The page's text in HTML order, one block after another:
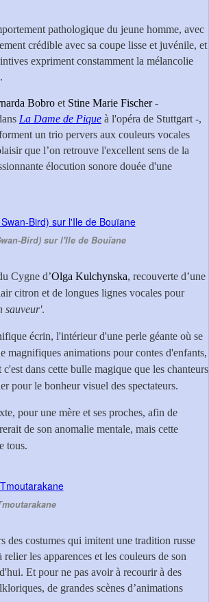
pathologique du jeune homme, avec
crédible avec sa coupe lisse et juvénile, et
expriment constamment la mélancolie
Bobro et Stine Marie Fischer-
La Dame de Pique à l'opéra de Stuttgart -,
un trio pervers aux couleurs vocales
que l’on retrouve l'excellent sens de la
élocution sonore douée d'une
Bird) sur l'Ile de Bouïane
Cygne d’Olga Kulchynska, recouverte d’une
citron et de longues lignes vocales pour
sauveur'.
écrin, l'intérieur d'une perle géante où se
magnifiques animations pour contes d'enfants,
dans cette bulle magique que les chanteurs
pour le bonheur visuel des spectateurs.
pour une mère et ses proches, afin de
de son anomalie mentale, mais cette
tous.
des costumes qui imitent une tradition russe
les apparences et les couleurs de son
Et pour ne pas avoir à recourir à des
de grandes scènes d’animations